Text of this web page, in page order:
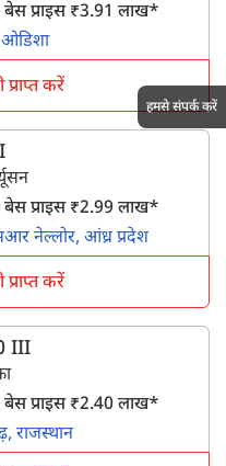
प्राइस ₹3.91 लाख*
ओडिशा
करें
प्राइस ₹2.99 लाख*
नेल्लोर, आंध्र प्रदेश
करें
III
प्राइस ₹2.40 लाख*
राजस्थान
हमसे संपर्क करें